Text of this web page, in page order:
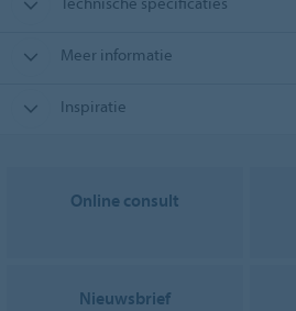
Meer informatie
Inspiratie
Online consult
Nieuwsbrief